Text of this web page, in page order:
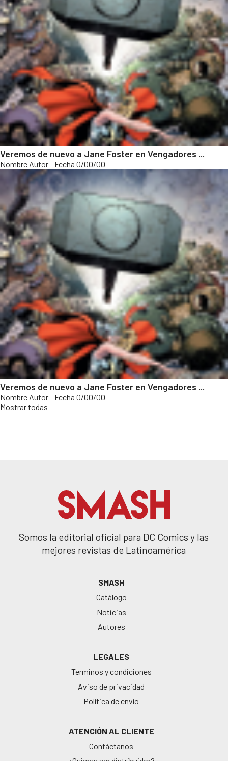
Veremos de nuevo a Jane Foster en Vengadores ...
Nombre Autor - Fecha 0/00/00
Veremos de nuevo a Jane Foster en Vengadores ...
Nombre Autor - Fecha 0/00/00
Mostrar todas
Somos la editorial oficial para DC Comics y las
mejores revistas de Latinoamérica
SMASH
Catálogo
Noticias
Autores
LEGALES
Terminos y condiciones
Aviso de privacidad
Política de envío
ATENCIÓN AL CLIENTE
Contáctanos